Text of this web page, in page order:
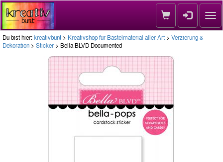
Du bist hier:kreativbunt > Kreativshop für Bastelmaterial aller Art > Verzierung &
Dekoration > Sticker > Bella BLVD Documented